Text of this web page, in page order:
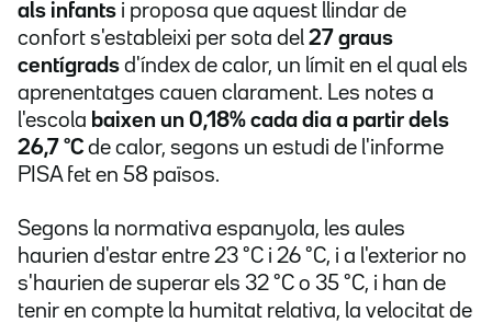
als infants i proposa que aquest llindar de
confort s'estableixi per sota del 27 graus
centígrads d'índex de calor, un límit en el qual els
aprenentatges cauen clarament. Les notes a
l'escola baixen un 0,18% cada dia a partir dels
26,7 °C de calor, segons un estudi de l'informe
PISA fet en 58 països.
Segons la normativa espanyola, les aules
haurien d'estar entre 23 °C i 26 °C, i a l'exterior no
s'haurien de superar els 32 °C o 35 °C, i han de
tenir en compte la humitat relativa, la velocitat de